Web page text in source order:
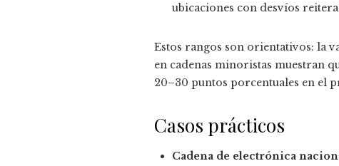
ubicaciones con desvíos
Estos rangos son orientativos: la
en cadenas minoristas muestran
20–30 puntos porcentuales en el
Casos prácticos
Cadena de electrónica